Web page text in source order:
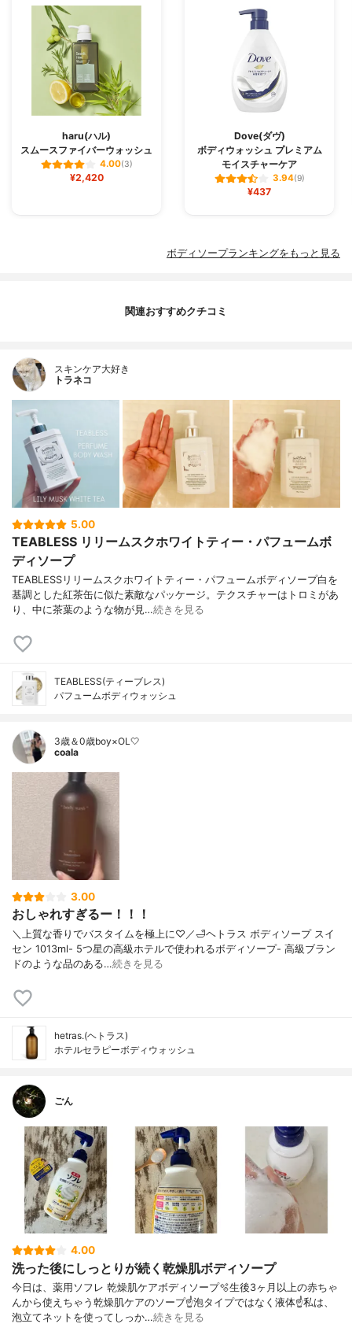
haru(ハル)
スムースファイバーウォッシュ
4.00(3)
¥2,420
Dove(ダヴ)
ボディウォッシュ プレミアム
モイスチャーケア
3.94(9)
¥437
ボディソープランキングをもっと見る
関連おすすめクチコミ
スキンケア大好き
トラネコ
5.00
TEABLESS リリームスクホワイトティー・パフュームボ
ディソープ
TEABLESSリリームスクホワイトティー・パフュームボディソープ白を
基調とした紅茶缶に似た素敵なパッケージ。テクスチャーはトロミがあ
り、中に茶葉のような物が見…続きを見る
TEABLESS(ティーブレス)
パフュームボディウォッシュ
3歳＆0歳boy×OL🤍
coala
3.00
おしゃれすぎるー！！！
＼上質な香りでバスタイムを極上に♡／🛁ヘトラス ボディソープ スイ
セン 1013ml- 5つ星の高級ホテルで使われるボディソープ- 高級ブラン
ドのような品のある…続きを見る
hetras.(ヘトラス)
ホテルセラピーボディウォッシュ
ごん
4.00
洗った後にしっとりが続く乾燥肌ボディソープ
今日は、薬用ソフレ 乾燥肌ケアボディソープ🫧生後3ヶ月以上の赤ちゃ
んから使えちゃう乾燥肌ケアのソープ☝️泡タイプではなく液体☝️私は、
泡立てネットを使ってしっか…続きを見る